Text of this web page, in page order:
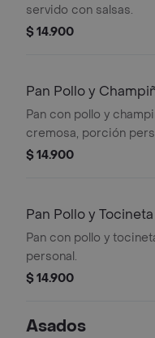
servido con salsas.
$ 14.900
Pan Pollo y
Pan con pollo y
cremosa, porción
$ 14.900
Pan Pollo y Tocineta
Pan con pollo y
personal.
$ 14.900
Asados